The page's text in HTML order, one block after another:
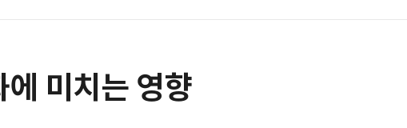
미치는 영향